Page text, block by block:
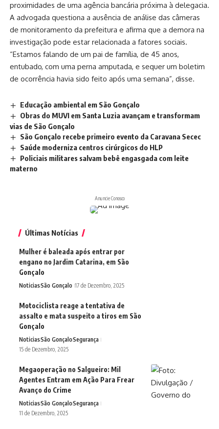
proximidades de uma agência bancária próxima à delegacia.
A advogada questiona a ausência de análise das câmeras
de monitoramento da prefeitura e afirma que a demora na
investigação pode estar relacionada a fatores sociais.
“Estamos falando de um pai de família, de 45 anos,
entubado, com uma perna amputada, e sequer um boletim
de ocorrência havia sido feito após uma semana”, disse.
Educação ambiental em São Gonçalo
Obras do MUVI em Santa Luzia avançam e transformam
vias de São Gonçalo
São Gonçalo recebe primeiro evento da Caravana Secec
Saúde moderniza centros cirúrgicos do HLP
Policiais militares salvam bebê engasgada com leite
materno
Anuncie Conosco
Últimas Notícias
Mulher é baleada após entrar por
engano no Jardim Catarina, em São
Gonçalo
NoticiasSão Gonçalo 17 de Dezembro, 2025
Motociclista reage a tentativa de
assalto e mata suspeito a tiros em São
Gonçalo
NoticiasSão GonçaloSegurança
15 de Dezembro, 2025
Megaoperação no Salgueiro: Mil
Agentes Entram em Ação Para Frear
Avanço do Crime
NoticiasSão GonçaloSegurança
11 de Dezembro, 2025